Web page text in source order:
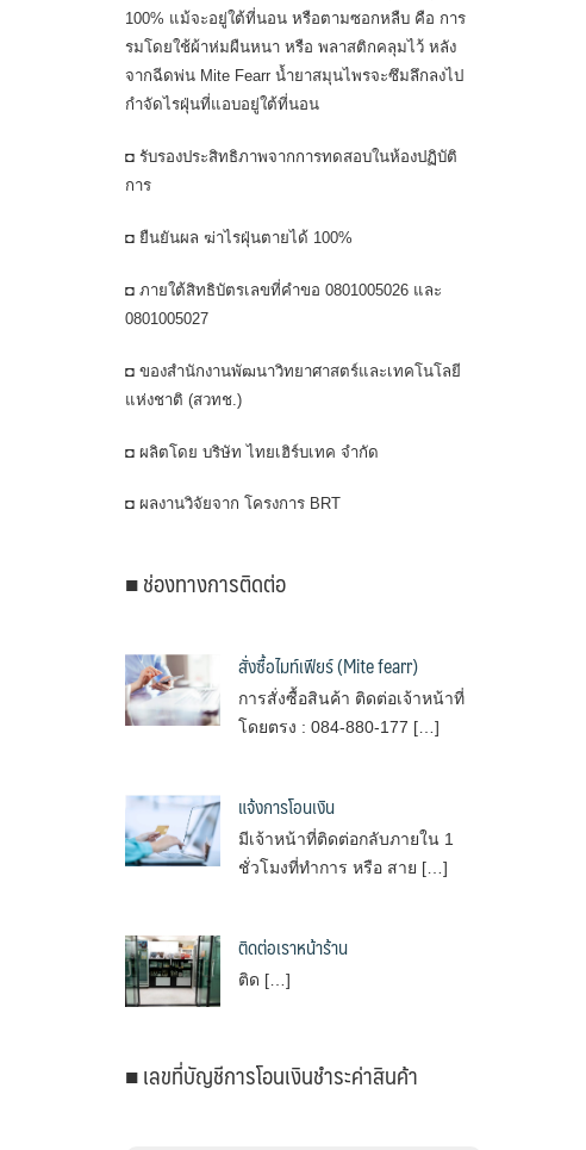
100% แม้จะอยู่ใต้ที่นอน หรือตามซอกหลืบ คือ การ
รมโดยใช้ผ้าห่มผืนหนา หรือ พลาสติกคลุมไว้ หลัง
จากฉีดพ่น Mite Fearr น้ำยาสมุนไพรจะซึมลึกลงไป
กำจัดไรฝุ่นที่แอบอยู่ใต้ที่นอน
◘ รับรองประสิทธิภาพจากการทดสอบในห้องปฏิบัติ
การ
◘ ยืนยันผล ฆ่าไรฝุ่นตายได้ 100%
◘ ภายใต้สิทธิบัตรเลขที่คำขอ 0801005026 และ
0801005027
◘ ของสำนักงานพัฒนาวิทยาศาสตร์และเทคโนโลยี
แห่งชาติ (สวทช.)
◘ ผลิตโดย บริษัท ไทยเฮิร์บเทค จำกัด
◘ ผลงานวิจัยจาก โครงการ BRT
■ ช่องทางการติดต่อ
สั่งซื้อไมท์เฟียร์ (Mite fearr)
การสั่งซื้อสินค้า ติดต่อเจ้าหน้าที่
โดยตรง : 084-880-177 […]
แจ้งการโอนเงิน
มีเจ้าหน้าที่ติดต่อกลับภายใน 1
ชั่วโมงที่ทำการ หรือ สาย […]
ติดต่อเราหน้าร้าน
ติด […]
■ เลขที่บัญชีการโอนเงินชำระค่าสินค้า